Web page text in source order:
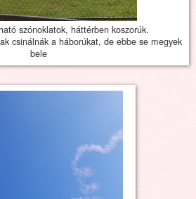
szónoklatok, háttérben koszorúk.
csinálnák a háborúkat, de ebbe se megyek
bele